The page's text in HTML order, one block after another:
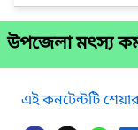
উপজেলা মৎস্য
এই কনটেন্টটি